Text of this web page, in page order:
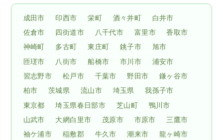
成田市 印西市 栄町 酒々井町
白井市
佐倉市
四街道市 八千代市 富里市
香取市
神崎町
多古町 東庄町 銚子市
旭市
匝瑳市
八街市 船橋市 市川市
浦安市
習志野市
松戸市 千葉市 野田市
鎌ヶ谷市
柏市
茨城県 流山市 埼玉県
我孫子市
東京都
埼玉県春日部市 芝山町
鴨川市
山武市
大網白里市 茂原市 市原市
三鷹市
袖ケ浦市
稲敷郡 牛久市 潮来市
龍ヶ崎市